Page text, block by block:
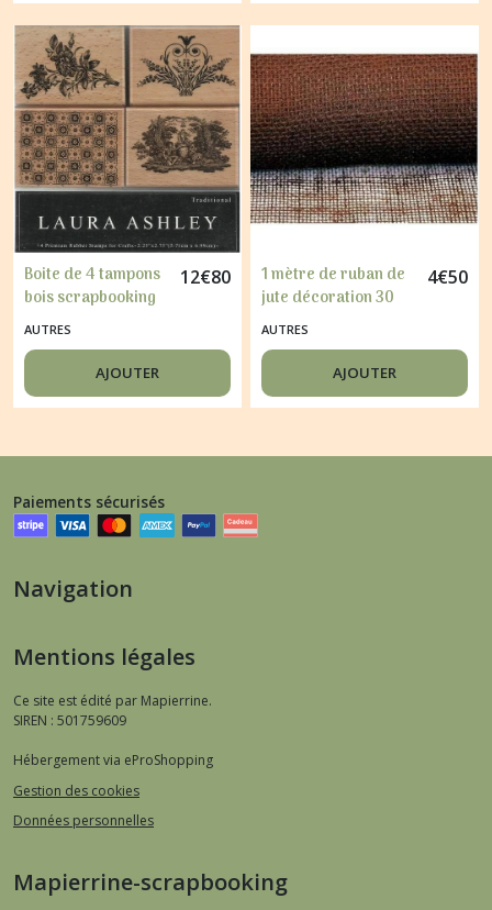
Boite de 4 tampons
bois scrapbooking
LAURA ASHLEY
FLEUR DECORATION
12€80
AUTRES
AJOUTER
1 mètre de ruban de
jute décoration 30
cm MARRON
4€50
AUTRES
AJOUTER
Paiements sécurisés
Navigation
Mentions légales
Ce site est édité par Mapierrine.
SIREN : 501759609
Hébergement via eProShopping
Gestion des cookies
Données personnelles
Mapierrine-scrapbooking